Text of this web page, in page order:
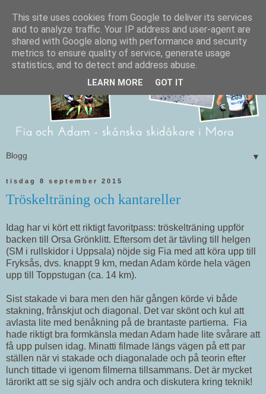
▼
tisdag 8 september 2015
Tröskelträning och kantareller
Idag har vi kört ett riktigt favoritpass: tröskelträning uppför
backen till Orsa Grönklitt. Eftersom det är tävling till helgen
(SM i rullskidor i Uppsala) nöjde sig Fia med att köra upp till
Fryksås, dvs. knappt 9 km, medan Adam körde hela vägen
upp till Toppstugan (ca. 14 km).
Sist stakade vi bara men den här gången körde vi både
stakning, frånskjut och diagonal. Det var skönt och kul att
avlasta lite med benåkning på de brantaste partierna. Fia
hade riktigt bra formkänsla medan Adam hade lite svårare att
få upp pulsen idag. Minatti filmade längs vägen på ett par
ställen när vi stakade och diagonalade och på teorin efter
lunch tittade vi igenom filmerna tillsammans. Det är mycket
lärorikt att se sig själv och andra och diskutera kring teknik!
This site uses cookies from Google to deliver its services
and to analyze traffic. Your IP address and user-agent are
shared with Google along with performance and security
metrics to ensure quality of service, generate usage
statistics, and to detect and address abuse.
LEARN MORE GOT IT